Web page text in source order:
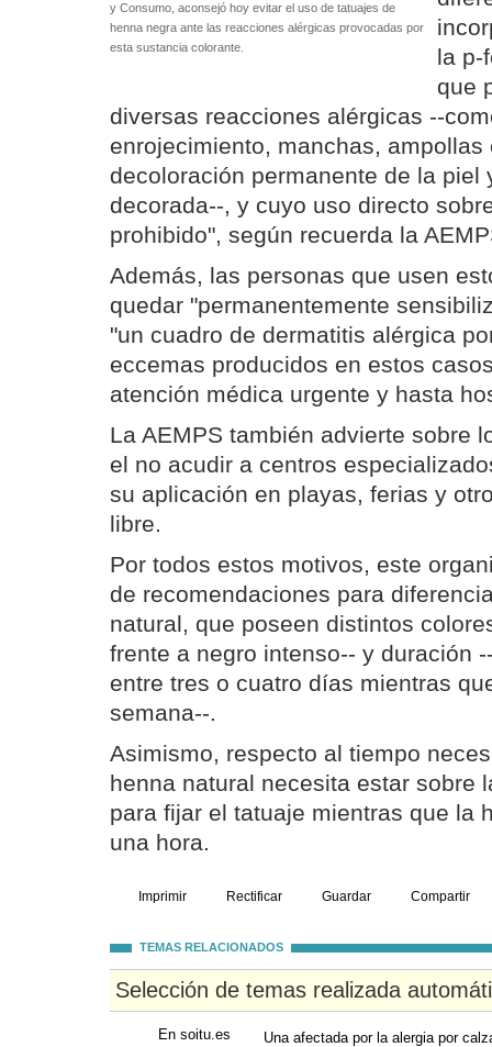
y Consumo, aconsejó hoy evitar el uso de tatuajes de
henna negra ante las reacciones alérgicas provocadas por
esta sustancia colorante.
la p-
que
diversas reacciones alérgicas --
enrojecimiento, manchas, ampollas
decoloración permanente de la piel
decorada--, y cuyo uso directo
prohibido", según recuerda la
Además, las personas que usen
quedar "permanentemente
"un cuadro de dermatitis alérgica
eccemas producidos en estos
atención médica urgente y hasta
La AEMPS también advierte sobre
el no acudir a centros
su aplicación en playas, ferias y
libre.
Por todos estos motivos, este
de recomendaciones para
natural, que poseen distintos
frente a negro intenso-- y duración
entre tres o cuatro días mientras
semana--.
Asimismo, respecto al tiempo
henna natural necesita estar sobre
para fijar el tatuaje mientras que la
una hora.
Imprimir Rectificar Guardar Compartir
TEMAS RELACIONADOS
Selección de temas realizada
En soitu.es
Una afectada por la alergia por